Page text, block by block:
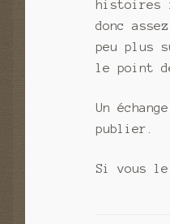
histoires
donc
peu plus
le point
Un
publier.
Si vous